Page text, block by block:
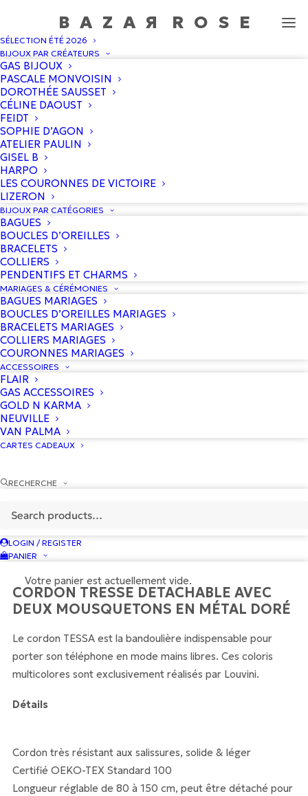
BAZA R ROS E
SÉLECTION ÉTÉ 2026
BIJOUX PAR CRÉATEURS
GAS BIJOUX
PASCALE MONVOISIN
DOROTHÉE SAUSSET
CÉLINE DAOUST
FEIDT
SOPHIE D’AGON
ATELIER PAULIN
GISEL B
HARPO
LES COURONNES DE VICTOIRE
LIZERON
BIJOUX PAR CATÉGORIES
BAGUES
BOUCLES D’OREILLES
BRACELETS
COLLIERS
PENDENTIFS ET CHARMS
MARIAGES & CÉRÉMONIES
BAGUES MARIAGES
BOUCLES D’OREILLES MARIAGES
BRACELETS MARIAGES
COLLIERS MARIAGES
COURONNES MARIAGES
ACCESSOIRES
FLAIR
GAS ACCESSOIRES
GOLD N KARMA
NEUVILLE
VAN PALMA
CARTES CADEAUX
RECHERCHE
LOGIN / REGISTER
PANIER
Votre panier est actuellement vide.
Cordon Tessa Multicolore - Noir-Gris
Accueil/Boutique/ Louvini
PROMO !
20€
Le
prix
initial
était :
20 €.
10€Le
prix
actuel
est :
10 €.
CORDON TRESSÉ DÉTACHABLE AVEC
DEUX MOUSQUETONS EN MÉTAL DORÉ
Le cordon TESSA est la bandoulière indispensable pour
porter son téléphone en mode mains libres. Ces coloris
multicolores sont exclusivement réalisés par Louvini.
Détails
Cordon très résistant aux salissures, solide & léger
Certifié OEKO-TEX Standard 100
Longueur réglable de 80 à 150 cm, peut être détaché pour